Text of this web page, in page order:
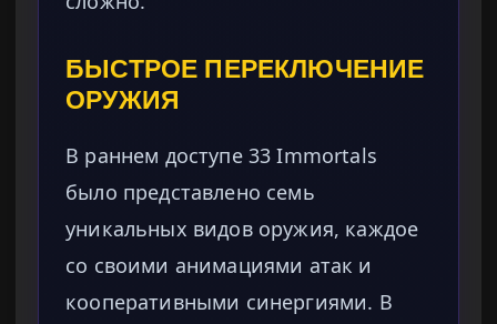
БЫСТРОЕ ПЕРЕКЛЮЧЕНИЕ
ОРУЖИЯ
В раннем доступе 33 Immortals
было представлено семь
уникальных видов оружия, каждое
со своими анимациями атак и
кооперативными синергиями. В